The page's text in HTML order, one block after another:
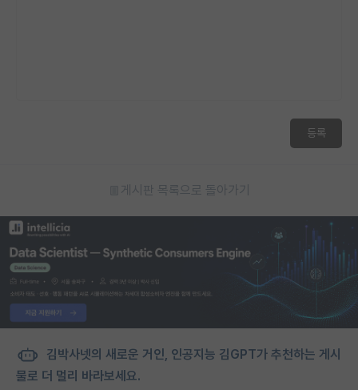
등록
게시판 목록으로 돌아가기
김박사넷의 새로운 거인, 인공지능 김GPT가 추천하는 게시
물로 더 멀리 바라보세요.